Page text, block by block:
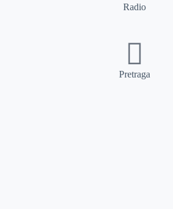
Radio
Pretraga